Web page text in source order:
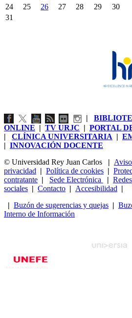
24
25 26 27 28 29
30
31
|
ONLINE | TV URJC | PORTAL
| CLÍNICA UNIVERSITARIA |
| INNOVACIÓN DOCENTE
© Universidad Rey Juan Carlos
|
privacidad | Política de cookies |
contratante | Sede Electrónica | Redes
sociales | Contacto | Accesibilidad |
| Buzón de sugerencias y quejas |
Interno de Información